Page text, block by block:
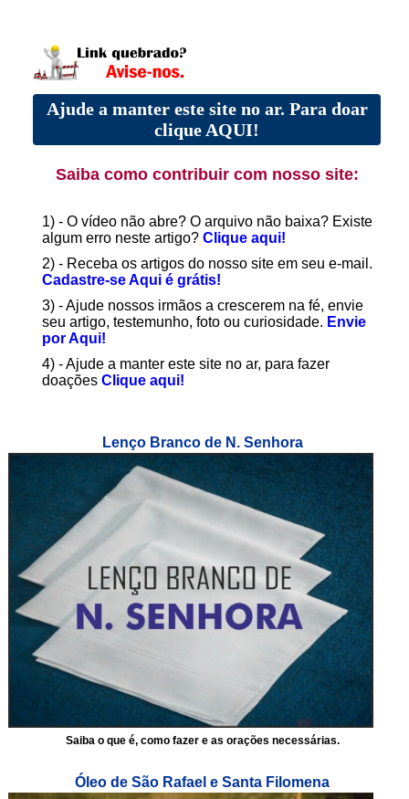
Ajude a manter este site no ar. Para doar
clique AQUI!
Saiba como contribuir com nosso site:
1) - O vídeo não abre? O arquivo não baixa? Existe
algum erro neste artigo? Clique aqui!
2) - Receba os artigos do nosso site em seu e-mail.
Cadastre-se Aqui é grátis!
3) - Ajude nossos irmãos a crescerem na fé, envie
seu artigo, testemunho, foto ou curiosidade. Envie
por Aqui!
4) - Ajude a manter este site no ar, para fazer
doações Clique aqui!
Lenço Branco de N. Senhora
Saiba o que é, como fazer e as orações necessárias.
Óleo de São Rafael e Santa Filomena